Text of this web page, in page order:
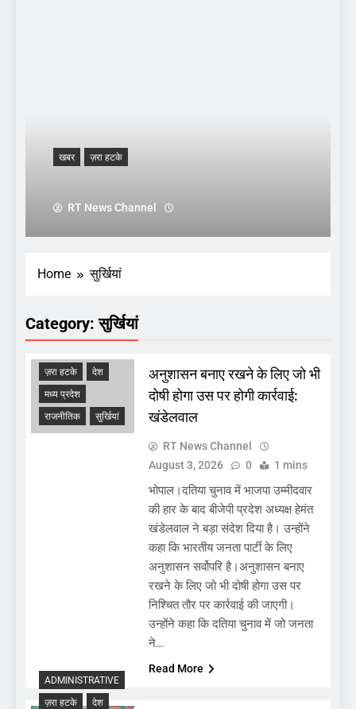
खबर ज़रा हटके
RT News Channel
Home सुर्खियां
Category:सुर्खियां
ज़रा हटके
देश
मध्य प्रदेश
राजनीतिक
सुर्खियां
अनुशासन बनाए रखने के लिए जो भी
दोषी होगा उस पर होगी कार्रवाई:
खंडेलवाल
RT News Channel
August 3, 2026
0 1 mins
भोपाल।दतिया चुनाव में भाजपा उम्मीदवार
की हार के बाद बीजेपी प्रदेश अध्यक्ष हेमंत
खंडेलवाल ने बड़ा संदेश दिया है। उन्होंने
कहा कि भारतीय जनता पार्टी के लिए
अनुशासन सर्वोपरि है।अनुशासन बनाए
रखने के लिए जो भी दोषी होगा उस पर
निश्चित तौर पर कार्रवाई की जाएगी।
उन्होंने कहा कि दतिया चुनाव में जो जनता
ने…
Read More
ADMINISTRATIVE
ज़रा हटके
देश